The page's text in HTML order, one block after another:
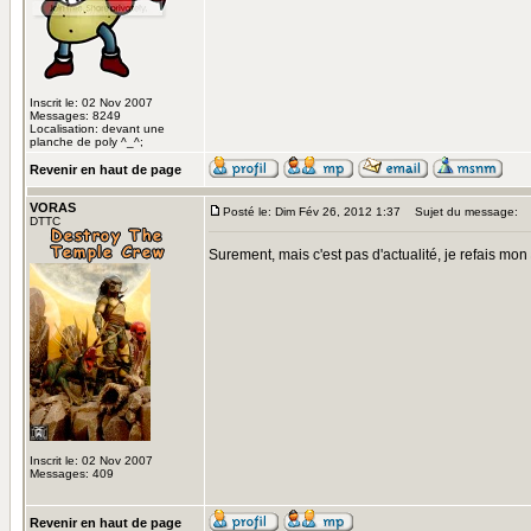
Inscrit le: 02 Nov 2007
Messages: 8249
Localisation: devant une
planche de poly ^_^;
Revenir en haut de page
VORAS
DTTC
Inscrit le: 02 Nov 2007
Messages: 409
Posté le: Dim Fév 26, 2012 1:37 Sujet du message:
Surement, mais c'est pas d'actualité, je refais
Revenir en haut de page